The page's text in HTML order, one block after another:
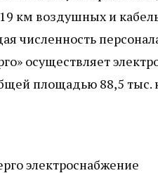
км воздушных и
численность
осуществляет
площадью 88,5 тыс.
электроснабжение